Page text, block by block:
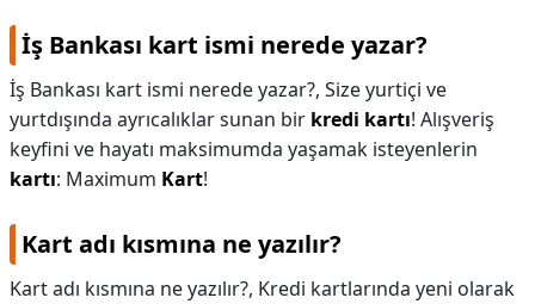
İş Bankası kart ismi nerede yazar?
İş Bankası kart ismi nerede yazar?, Size yurtiçi ve
yurtdışında ayrıcalıklar sunan bir kredi kartı! Alışveriş
keyfini ve hayatı maksimumda yaşamak isteyenlerin
kartı: Maximum Kart!
Kart adı kısmına ne yazılır?
Kart adı kısmına ne yazılır?, Kredi kartlarında yeni olarak